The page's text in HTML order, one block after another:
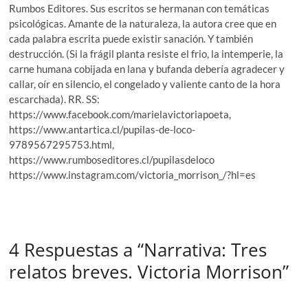
Rumbos Editores. Sus escritos se hermanan con temáticas
psicológicas. Amante de la naturaleza, la autora cree que en
cada palabra escrita puede existir sanación. Y también
destrucción. (Si la frágil planta resiste el frio, la intemperie, la
carne humana cobijada en lana y bufanda debería agradecer y
callar, oír en silencio, el congelado y valiente canto de la hora
escarchada). RR. SS:
https://www.facebook.com/marielavictoriapoeta,
https://www.antartica.cl/pupilas-de-loco-
9789567295753.html,
https://www.rumboseditores.cl/pupilasdeloco
https://www.instagram.com/victoria_morrison_/?hl=es
4 Respuestas a “Narrativa: Tres
relatos breves. Victoria Morrison”